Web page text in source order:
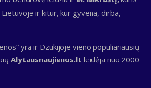
ir kitur, kur gyvena, dirba,
yra ir Dzūkijoje vieno populiariausių
Alytausnaujienos.lt leidėja nuo 2000